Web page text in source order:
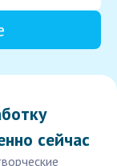
сейчас